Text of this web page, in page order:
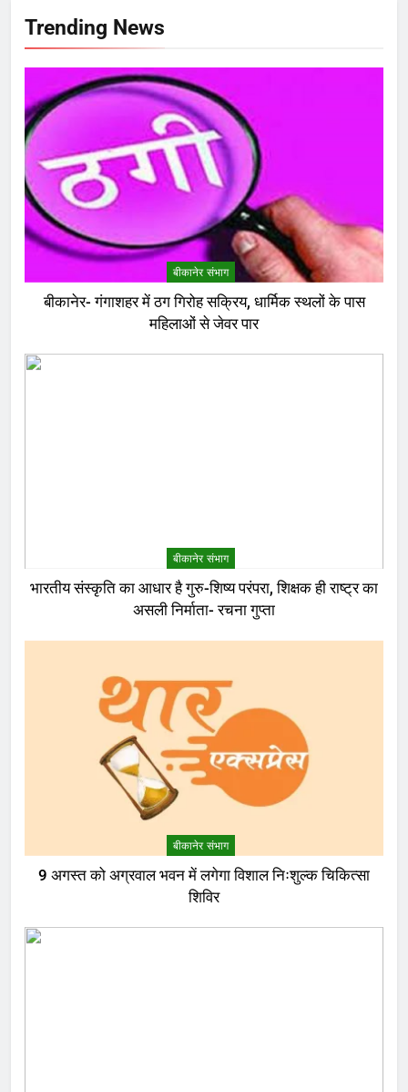
Trending News
बीकानेर संभाग
बीकानेर- गंगाशहर में ठग गिरोह सक्रिय, धार्मिक स्थलों के पास
महिलाओं से जेवर पार
बीकानेर संभाग
भारतीय संस्कृति का आधार है गुरु-शिष्य परंपरा, शिक्षक ही राष्ट्र का
असली निर्माता- रचना गुप्ता
बीकानेर संभाग
9 अगस्त को अग्रवाल भवन में लगेगा विशाल निःशुल्क चिकित्सा
शिविर